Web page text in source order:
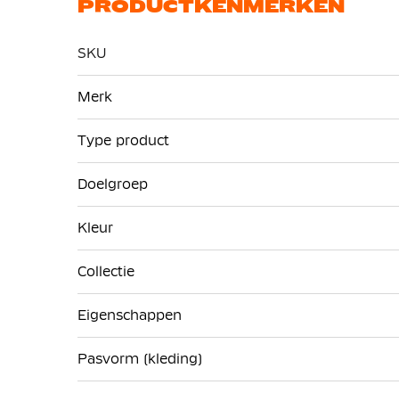
PRODUCTKENMERKEN
SKU
informatie
Merk
Type product
Doelgroep
Kleur
Collectie
Eigenschappen
Pasvorm (kleding)